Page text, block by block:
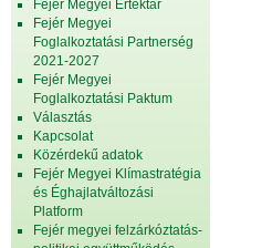
Fejér Megyei Értéktár
Fejér Megyei
Foglalkoztatási Partnerség
2021-2027
Fejér Megyei
Foglalkoztatási Paktum
Választás
Kapcsolat
Közérdekű adatok
Fejér Megyei Klímastratégia
és Éghajlatváltozási
Platform
Fejér megyei felzárkóztatás-